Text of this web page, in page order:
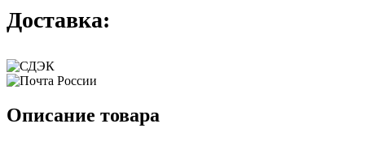
Доставка:
Описание товара